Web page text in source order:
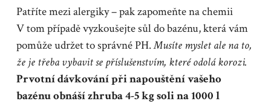
Patříte mezi alergiky – pak zapomeňte na chemii
V tom případě vyzkoušejtesůl do bazénu, která vám
pomůže udržet to správné PH.Musíte myslet ale na to,
že je třeba vybavit se příslušenstvím, které odolá korozi.
Prvotní dávkování při napouštění vašeho
bazénu obnáší zhruba 4-5 kg soli na 1000 l